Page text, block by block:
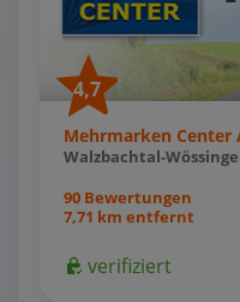
4,7
Mehrmarken Center
Walzbachtal-
90 Bewertungen
7,71 km entfernt
verifiziert